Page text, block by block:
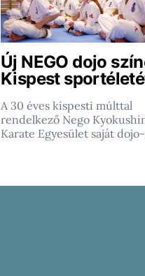
Új NEGO dojo
Kispest
A 30 éves kispesti múlttal
rendelkező Nego
Karate Egyesület saját